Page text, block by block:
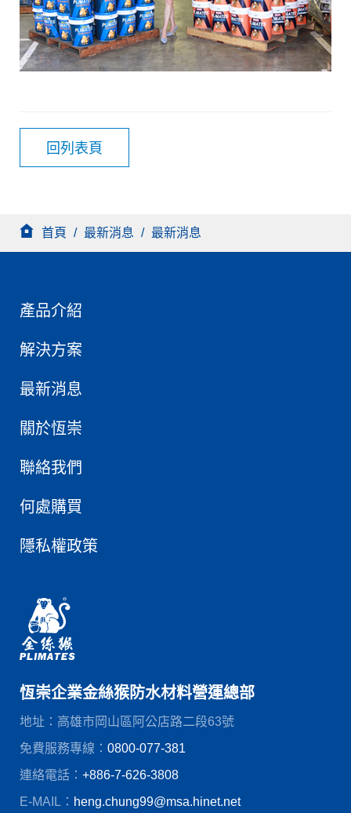
回列表頁
首頁 / 最新消息 / 最新消息
產品介紹
解決方案
最新消息
關於恆崇
聯絡我們
何處購買
隱私權政策
恆崇企業金絲猴防水材料營運總部
地址：高雄市岡山區阿公店路二段63號
免費服務專線： 0800-077-381
連絡電話： +886-7-626-3808
E-MAIL： heng.chung99@msa.hinet.net